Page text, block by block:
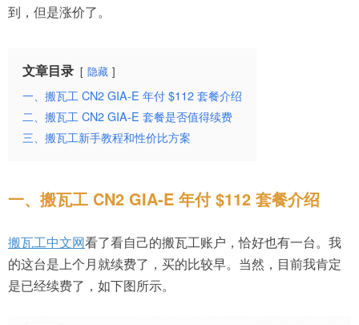
到，但是涨价了。
文章目录 隐藏
一、搬瓦工 CN2 GIA-E 年付 $112 套餐介绍
二、搬瓦工 CN2 GIA-E 套餐是否值得续费
三、搬瓦工新手教程和性价比方案
一、搬瓦工 CN2 GIA-E 年付 $112 套餐介绍
搬瓦工中文网看了看自己的搬瓦工账户，恰好也有一台。我
的这台是上个月就续费了，买的比较早。当然，目前我肯定
是已经续费了，如下图所示。